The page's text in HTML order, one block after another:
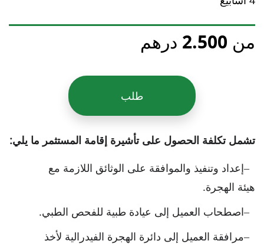
من 2.500 درهم
طلب
تشمل تكلفة الحصول على تأشيرة إقامة المستثمر ما يلي:
إعداد وتنفيذ والموافقة على الوثائق اللازمة مع
هيئة الهجرة.
اصطحاب العميل إلى عيادة طبية للفحص الطبي.
مرافقة العميل إلى دائرة الهجرة الفيدرالية لأخذ